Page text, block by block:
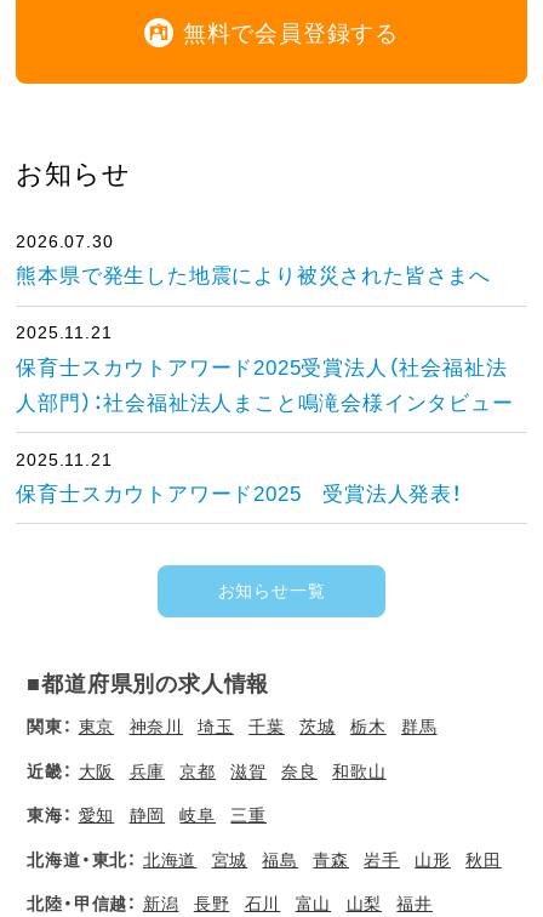
無料で会員登録する
お知らせ
2026.07.30
熊本県で発生した地震により被災された皆さまへ
2025.11.21
保育士スカウトアワード2025受賞法人（社会福祉法
人部門）：社会福祉法人まこと鳴滝会様インタビュー
2025.11.21
保育士スカウトアワード2025 受賞法人発表！
お知らせ一覧
■都道府県別の求人情報
関東： 東京 神奈川 埼玉 千葉 茨城 栃木 群馬
近畿： 大阪 兵庫 京都 滋賀 奈良 和歌山
東海： 愛知 静岡 岐阜 三重
北海道・東北： 北海道 宮城 福島 青森 岩手 山形 秋田
北陸・甲信越： 新潟 長野 石川 富山 山梨 福井